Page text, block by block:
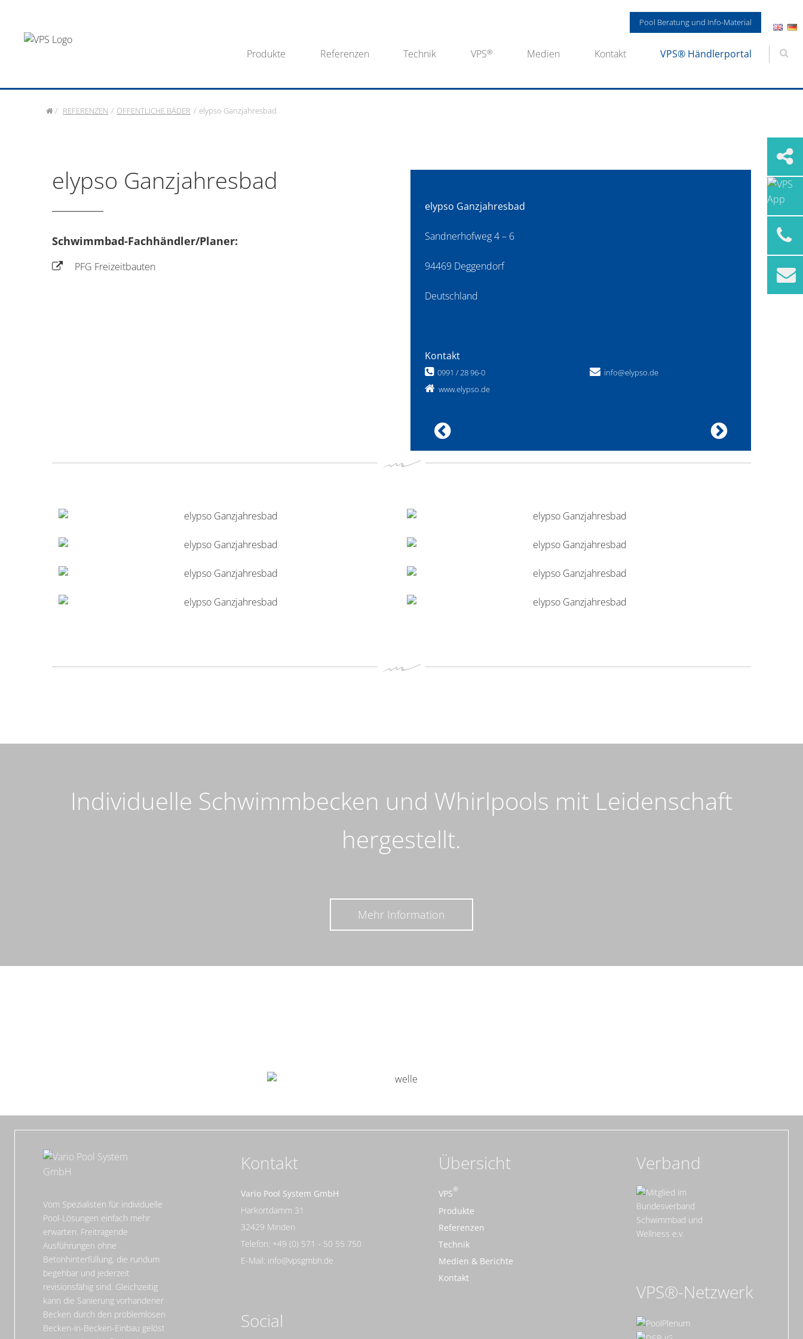
Pool Beratung und Info-Material
Produkte Referenzen Technik VPS Medien Kontakt VPS® Händlerportal
/ REFERENZEN / ÖFFENTLICHE BÄDER / elypso Ganzjahresbad
elypso Ganzjahresbad
Schwimmbad-Fachhändler/Planer:
PFG Freizeitbauten
elypso Ganzjahresbad
Sandnerhofweg 4 – 6
94469 Deggendorf
Deutschland
Kontakt
0991 / 28 96-0
info@elypso.de
www.elypso.de
Individuelle Schwimmbecken und Whirlpools mit Leidenschaft
hergestellt.
Mehr Information
Vom Spezialisten für individuelle
Pool-Lösungen einfach mehr
erwarten. Freitragende
Ausführungen ohne
Betonhinterfüllung, die rundum
begehbar und jederzeit
revisionsfähig sind. Gleichzeitig
kann die Sanierung vorhandener
Becken durch den problemlosen
Becken-in-Becken-Einbau gelöst
Kontakt
Vario Pool System GmbH
Harkortdamm 31
32429 Minden
Telefon: +49 (0) 571 - 50 55 750
E-Mail: info@vpsgmbh.de
Social
Übersicht
VPS
Produkte
Referenzen
Technik
Medien & Berichte
Kontakt
Verband
VPS®-Netzwerk